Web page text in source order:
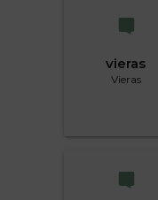
vieras
Vieras